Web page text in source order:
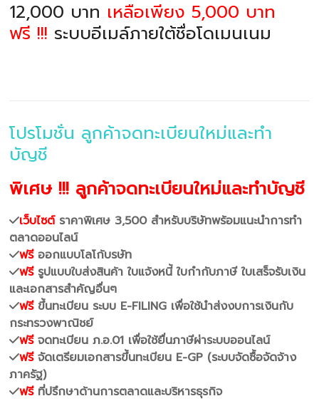
12,000 บาท เหลือเพียง 5,000 บาท
ฟรี !!! ระบบอีเมล์ภายใต้ชื่อโดเมนเนม
โปรโมชั่น ลูกค้าจดทะเบียนใหม่และทำ
บัญชี
พิเศษ !!! ลูกค้าจดทะเบียนใหม่และทำบัญชี
เว็บไซต์ราคาพิเศษ 3,500 สำหรับบริษัทพร้อมแนะนำการทำ
ตลาดออนไลน์
ฟรีออกแบบโลโก้บรษัท
ฟรีรูปแบบใบส่งสินค้า ใบแจ้งหนี้ ใบกำกับภาษี ใบเสร็จรับเงิน
และเอกสารสำคัญอื่นๆ
ฟรีขึ้นทะเบียน ระบบ E-FILING เพื่อใช้นำส่งงบการเงินกับ
กระทรวงพาณิชย์
ฟรีจดทะเบียน ภ.อ.01 เพื่อใช้ยื่นภาษีผ่าระบบออนไลน์
ฟรีจัดเตรียมเอกสารขึ้นทะเบียน E-GP (ระบบจัดซื้อจัดจ้าง
ภาครัฐ)
ฟรีที่ปรึกษาด้านการตลาดและบริหารธุรกิจ